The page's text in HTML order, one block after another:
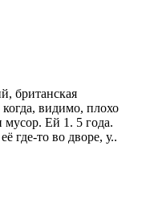
британская
видимо, плохо
Ей 1. 5 года.
где-то во дворе, у..